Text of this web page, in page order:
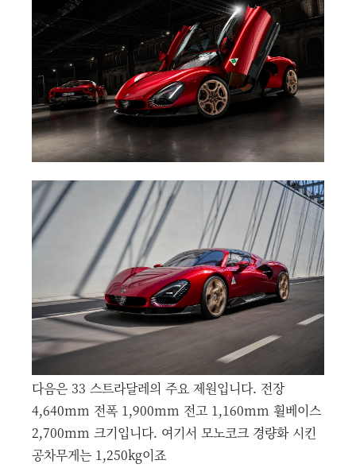
다음은 33 스트라달레의 주요 제원입니다. 전장
4,640mm 전폭 1,900mm 전고 1,160mm 휠베이스
2,700mm 크기입니다. 여기서 모노코크 경량화 시킨
공차무게는 1,250kg이죠